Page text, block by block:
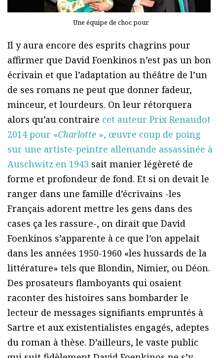
Une équipe de choc pour
Il y aura encore des esprits chagrins pour
affirmer que David Foenkinos n’est pas un bon
écrivain et que l’adaptation au théâtre de l’un
de ses romans ne peut que donner fadeur,
minceur, et lourdeurs. On leur rétorquera
alors qu’au contraire cet auteur Prix Renaudot
2014 pour «Charlotte », œuvre coup de poing
sur une artiste-peintre allemande assassinée à
Auschwitz en 1943 sait manier légèreté de
forme et profondeur de fond. Et si on devait le
ranger dans une famille d’écrivains -les
Français adorent mettre les gens dans des
cases ça les rassure-, on dirait que David
Foenkinos s’apparente à ce que l’on appelait
dans les années 1950-1960 «les hussards de la
littérature» tels que Blondin, Nimier, ou Déon.
Des prosateurs flamboyants qui osaient
raconter des histoires sans bombarder le
lecteur de messages signifiants empruntés à
Sartre et aux existentialistes engagés, adeptes
du roman à thèse. D’ailleurs, le vaste public